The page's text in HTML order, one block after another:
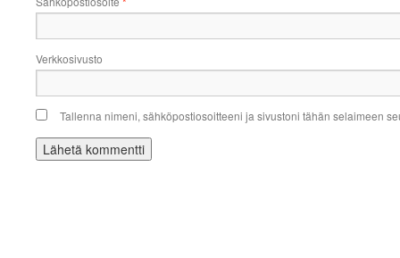
Verkkosivusto
Tallenna nimeni, sähköpostiosoitteeni ja sivustoni tähän selaimeen